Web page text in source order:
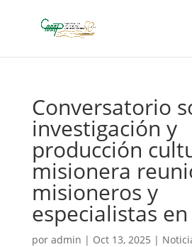
Conversatorio
investigación y
producción
misionera
misioneros y
especialistas
por admin | Oct 13, 2025 |